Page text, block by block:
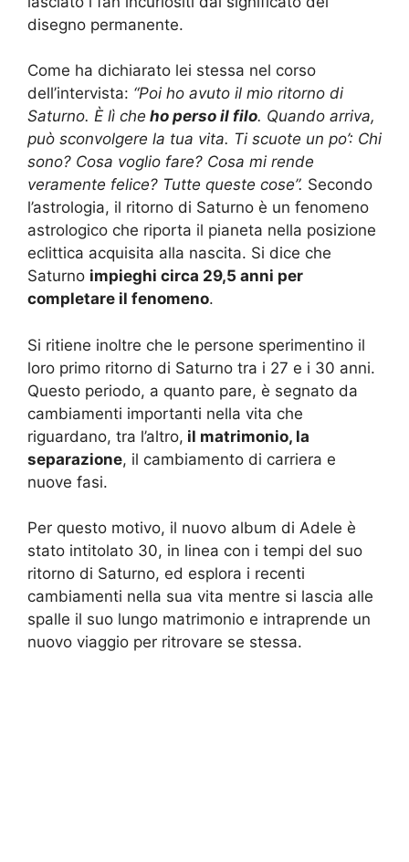
disegno permanente.
Come ha dichiarato lei stessa nel corso
dell’intervista: “Poi ho avuto il mio ritorno di
Saturno. È lì che ho perso il filo. Quando arriva,
può sconvolgere la tua vita. Ti scuote un po’: Chi
sono? Cosa voglio fare? Cosa mi rende
veramente felice? Tutte queste cose”. Secondo
l’astrologia, il ritorno di Saturno è un fenomeno
astrologico che riporta il pianeta nella posizione
eclittica acquisita alla nascita. Si dice che
Saturno impieghi circa 29,5 anni per
completare il fenomeno.
Si ritiene inoltre che le persone sperimentino il
loro primo ritorno di Saturno tra i 27 e i 30 anni.
Questo periodo, a quanto pare, è segnato da
cambiamenti importanti nella vita che
riguardano, tra l’altro, il matrimonio, la
separazione, il cambiamento di carriera e
nuove fasi.
Per questo motivo, il nuovo album di Adele è
stato intitolato 30, in linea con i tempi del suo
ritorno di Saturno, ed esplora i recenti
cambiamenti nella sua vita mentre si lascia alle
spalle il suo lungo matrimonio e intraprende un
nuovo viaggio per ritrovare se stessa.